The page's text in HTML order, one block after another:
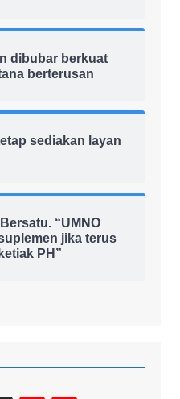
dibubar berkuat
berterusan
sediakan layan
“UMNO
jika terus
PH”